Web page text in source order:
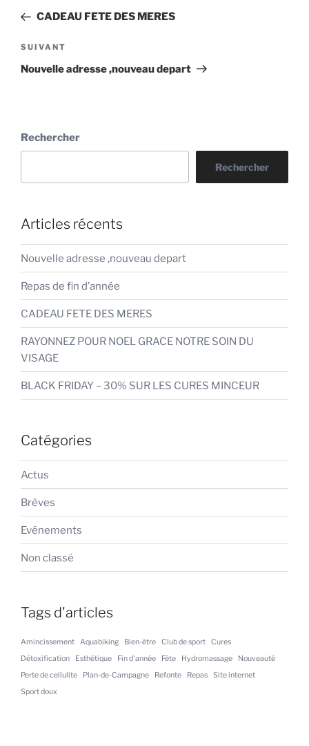
l’article
précédent
CADEAU FETE DES MERES
Article
suivant
SUIVANT
Nouvelle adresse ,nouveau depart
Rechercher
Rechercher
Articles récents
Nouvelle adresse ,nouveau depart
Repas de fin d’année
CADEAU FETE DES MERES
RAYONNEZ POUR NOEL GRACE NOTRE SOIN DU
VISAGE
BLACK FRIDAY – 30% SUR LES CURES MINCEUR
Catégories
Actus
Brèves
Evénements
Non classé
Tags d'articles
Amincissement Aquabiking Bien-être Club de sport
Cures
Détoxification
Esthétique Fin d'année Fête Hydromassage
Nouveauté
Perte de cellulite
Plan-de-Campagne Refonte Repas
Site internet
Sport doux